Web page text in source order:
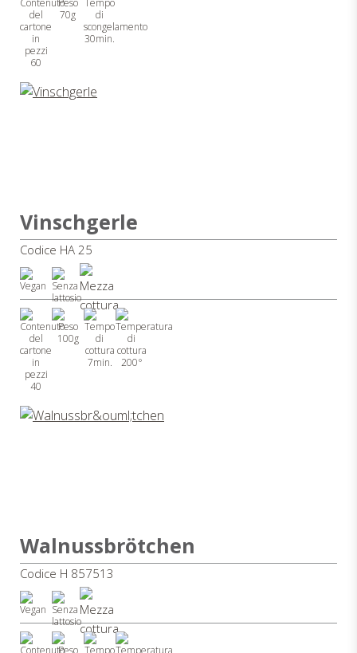
60
70g
30min.
Vinschgerle
Codice HA 25
40
100g
7min.
200°
Walnussbrötchen
Codice H 857513